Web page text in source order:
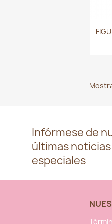
Infórmese de
últimas
especiales